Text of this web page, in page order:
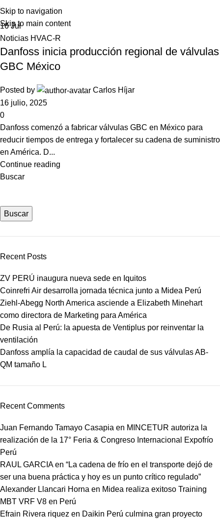
Skip to navigation
Skip to main content
16Jul
Noticias HVAC-R
Danfoss inicia producción regional de válvulas
GBC México
Posted by
Carlos Híjar
16 julio, 2025
0
Danfoss comenzó a fabricar válvulas GBC en México para
reducir tiempos de entrega y fortalecer su cadena de suministro
en América. D...
Continue reading
Buscar
Buscar
Recent Posts
ZV PERÚ inaugura nueva sede en Iquitos
Coinrefri Air desarrolla jornada técnica junto a Midea Perú
Ziehl-Abegg North America asciende a Elizabeth Minehart
como directora de Marketing para América
De Rusia al Perú: la apuesta de Ventiplus por reinventar la
ventilación
Danfoss amplía la capacidad de caudal de sus válvulas AB-
QM tamaño L
Recent Comments
Juan Fernando Tamayo Casapia en MINCETUR autoriza la
realización de la 17° Feria & Congreso Internacional Expofrío
Perú
RAUL GARCIAen “La cadena de frío en el transporte dejó de
ser una buena práctica y hoy es un punto crítico regulado”
Alexander Llancari Horna en Midea realiza exitoso Training
MBT VRF V8 en Perú
Efrain Rivera riquez en Daikin Perú culmina gran proyecto